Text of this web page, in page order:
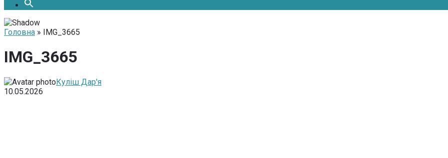
Головна » IMG_3665
IMG_3665
Куліш Дар'я
10.05.2026